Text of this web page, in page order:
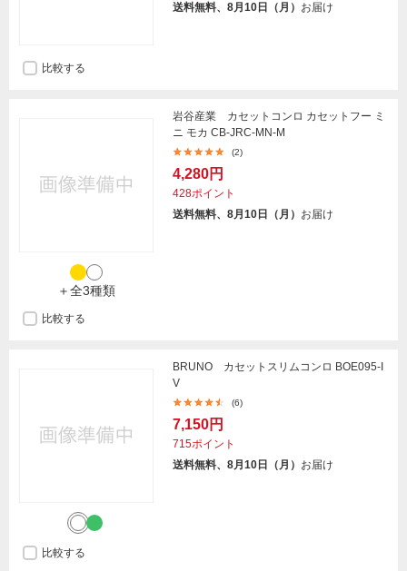
送料無料、8月10日（月） お届け
比較する
＋全3種類
岩谷産業 カセットコンロ カセットフー ミ
ニ モカ CB-JRC-MN-M
(2)
4,280円
428ポイント
送料無料、8月10日（月） お届け
比較する
BRUNO カセットスリムコンロ BOE095-I
V
(6)
7,150円
715ポイント
送料無料、8月10日（月） お届け
比較する